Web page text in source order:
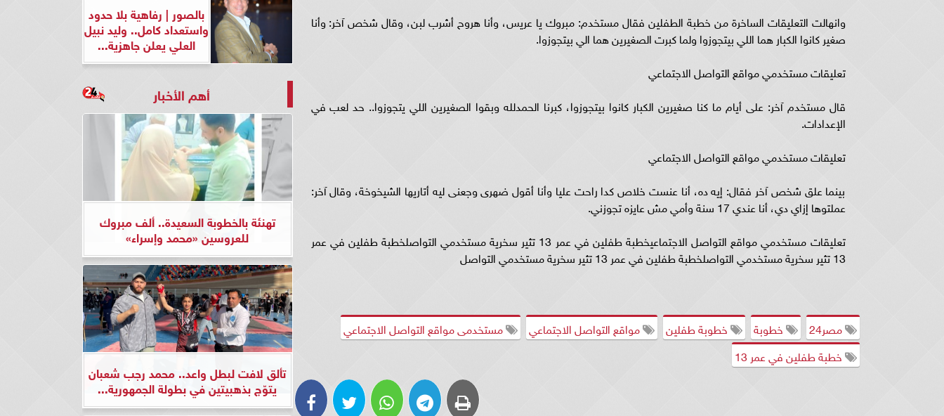
وانهالت التعليقات الساخرة من خطبة الطفلين فقال مستخدم: مبروك يا عريس، وأنا هروح أشرب لبن، وقال شخص آخر: وأنا
صغير كانوا الكبار هما اللي بيتجوزوا ولما كبرت الصغيرين هما الي بيتجوزوا.
تعليقات مستخدمي مواقع التواصل الاجتماعي
قال مستخدم آخر: على أيام ما كنا صغيرين الكبار كانوا بيتجوزوا، كبرنا الحمدلله وبقوا الصغيرين اللي يتجوزوا.. حد لعب في
الإعدادات.
تعليقات مستخدمي مواقع التواصل الاجتماعي
بينما علق شخص آخر فقال: إيه ده، أنا عنست خلاص كدا راحت عليا وأنا أقول ضهرى وجعنى ليه أتاريها الشيخوخة، وقال آخر:
عملتوها إزاي دي، أنا عندي 17 سنة وأمي مش عايزه تجوزني.
تعليقات مستخدمي مواقع التواصل الاجتماعيخطبة طفلين في عمر 13 تثير سخرية مستخدمي التواصلخطبة طفلين في عمر
13 تثير سخرية مستخدمي التواصلخطبة طفلين في عمر 13 تثير سخرية مستخدمي التواصل
مصر24 خطوبة خطوبة طفلين مواقع التواصل الاجتماعي
مستخدمى مواقع التواصل الاجتماعي
خطبة طفلين في عمر 13
بالصور | رفاهية بلا حدود
واستعداد كامل.. وليد نبيل
العلي يعلن جاهزية...
أهم الأخبار
تهنئة بالخطوبة السعيدة.. ألف مبروك
للعروسين «محمد وإسراء»
تألق لافت لبطل واعد.. محمد رجب شعبان
يتوّج بذهبيتين في بطولة الجمهورية...